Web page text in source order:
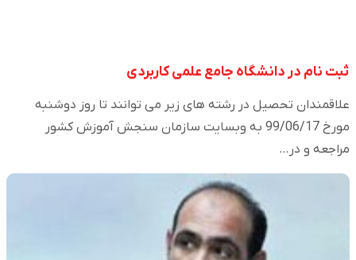
ثبت نام در دانشگاه جامع علمی کاربردی
علاقمندان تحصیل در رشته های زیر می توانند تا روز دوشنبه
مورخ 99/06/17 به وبسایت سازمان سنجش آموزش کشور
مراجعه و در…